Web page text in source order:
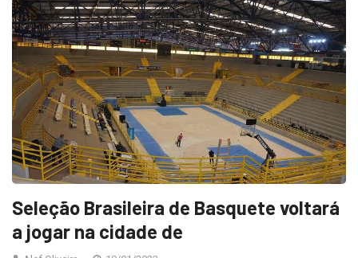
Seleção Brasileira de Basquete voltará
a jogar na cidade de